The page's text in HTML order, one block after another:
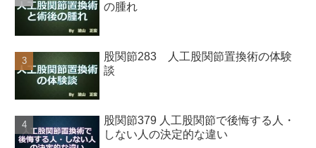
の腫れ
股関節283 人工股関節置換術の体験
談
股関節379 人工股関節で後悔する人・
しない人の決定的な違い